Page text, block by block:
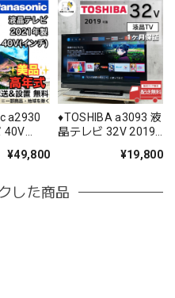
a2930
40V
¥49,800
♦️TOSHIBA a3093 液
晶テレビ 32V 2019
¥19,800
した商品